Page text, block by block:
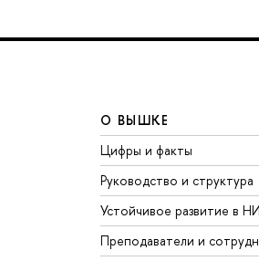
О ВЫШКЕ
Цифры и факты
Руководство и структура
Устойчивое развитие в
Преподаватели и